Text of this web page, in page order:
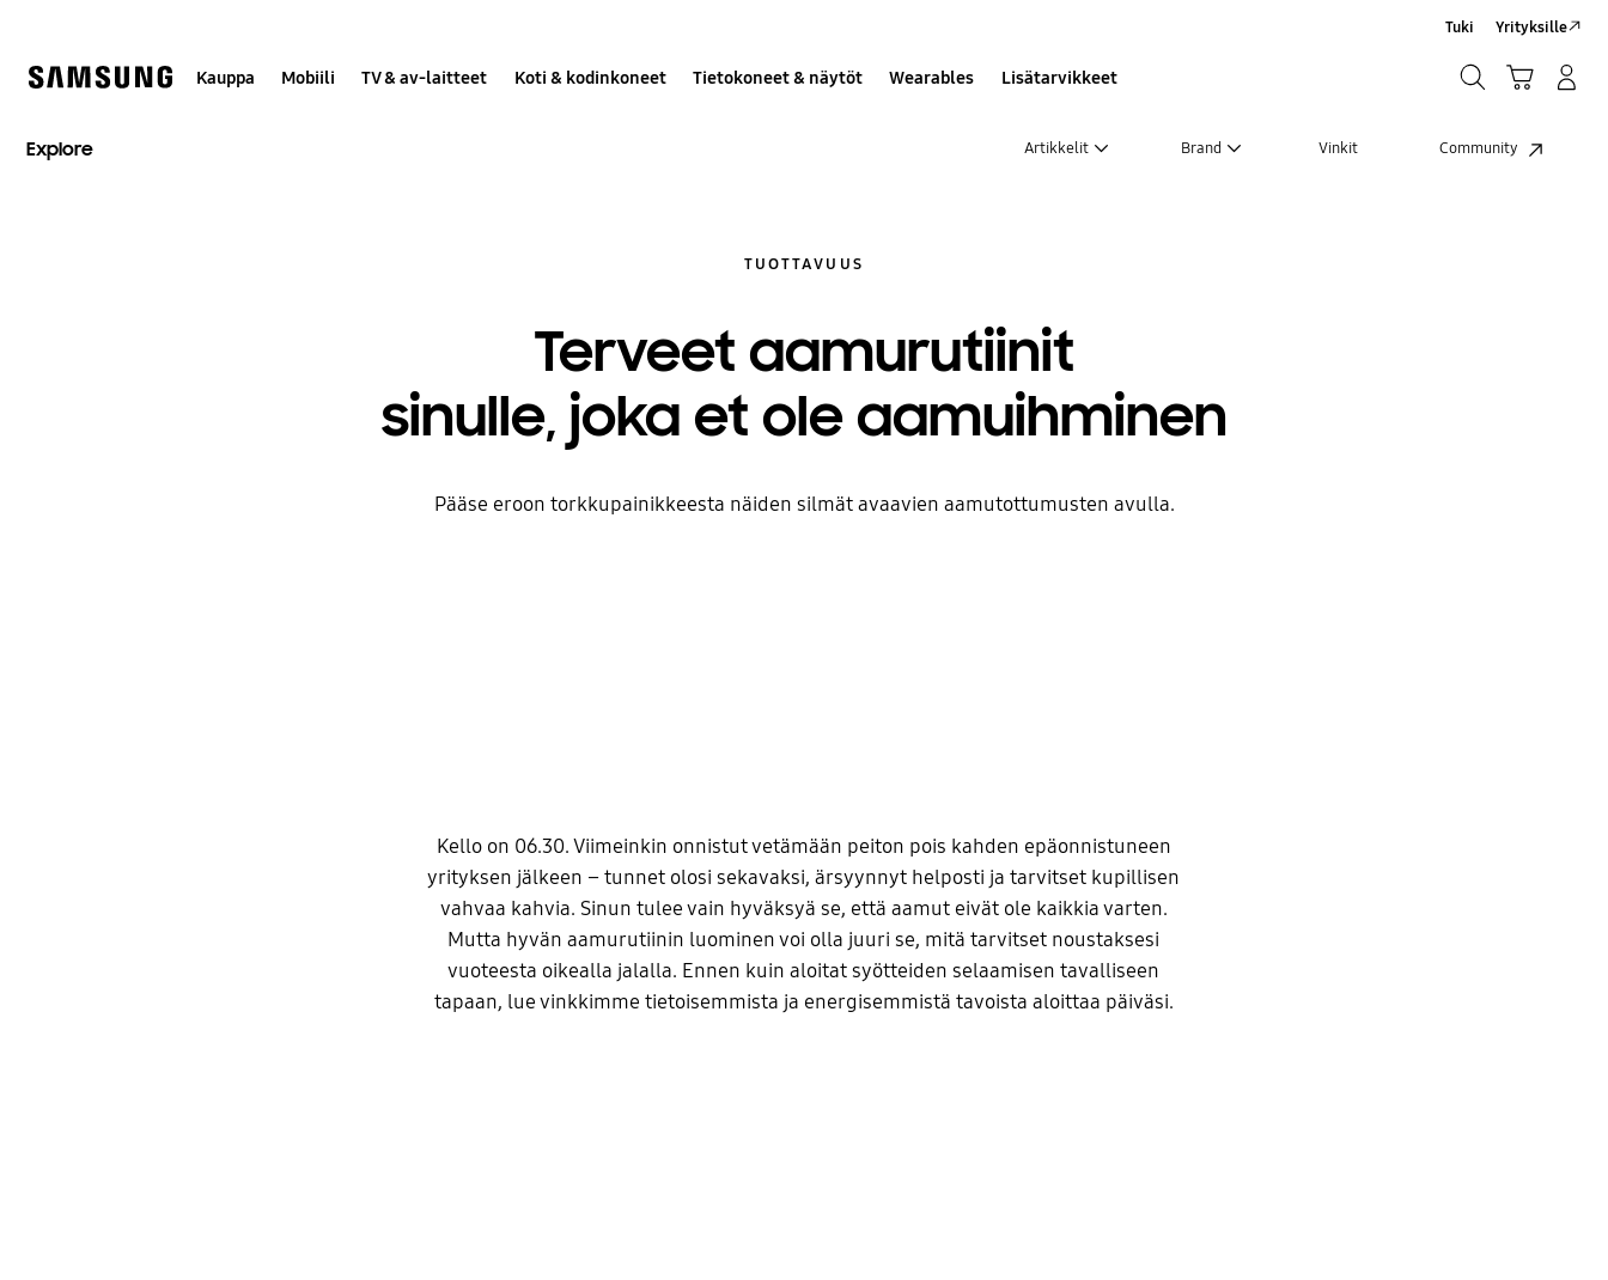
Kauppa Mobiili TV & av-laitteet Koti & kodinkoneet Tietokoneet & näytöt Wearables Lisätarvikkeet
Tuki Yrityksille
Explore Artikkelit Brand Vinkit Community
TUOTTAVUUS
Terveet aamurutiinit
sinulle, joka et ole aamuihminen
Pääse eroon torkkupainikkeesta näiden silmät avaavien aamutottumusten avulla.
Kello on 06.30. Viimeinkin onnistut vetämään peiton pois kahden epäonnistuneen
yrityksen jälkeen – tunnet olosi sekavaksi, ärsyynnyt helposti ja tarvitset kupillisen
vahvaa kahvia. Sinun tulee vain hyväksyä se, että aamut eivät ole kaikkia varten.
Mutta hyvän aamurutiinin luominen voi olla juuri se, mitä tarvitset noustaksesi
vuoteesta oikealla jalalla. Ennen kuin aloitat syötteiden selaamisen tavalliseen
tapaan, lue vinkkimme tietoisemmista ja energisemmistä tavoista aloittaa päiväsi.